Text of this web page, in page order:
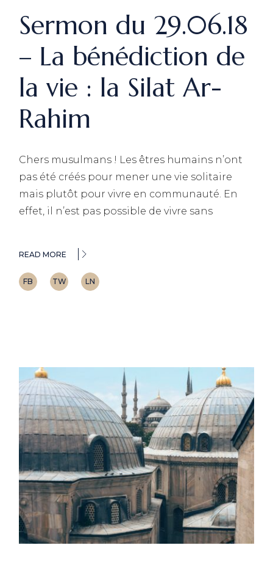
Sermon du 29.06.18
– La bénédiction de
la vie : la Silat Ar-
Rahim
Chers musulmans ! Les êtres humains n’ont
pas été créés pour mener une vie solitaire
mais plutôt pour vivre en communauté. En
effet, il n’est pas possible de vivre sans
READ MORE
FB TW LN